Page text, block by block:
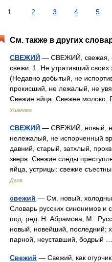
1 2 3 4 5
См. также в других
СВЕЖИЙ — СВЕЖИЙ, свежая,
свежи. 1. Не утративший своих
(Недавно добытый, не
прокисший, не лежалый, не
Свежие яйца. Свежее
Ушакова
СВЕЖИЙ — СВЕЖИЙ, новый,
нележалый, не испорченный
давний, старый, затхлый,
зверя. Свежие следы
яйца, устрицы: свежие
Даля
свежий — См. новый,
Словарь русских синонимов и
под. ред. Н. Абрамова, М.:
новый, новейший, последний;
парной, неуставший, бодрый
Свежий — Свежий, как